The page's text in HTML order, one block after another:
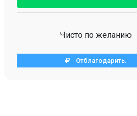
Чисто по желанию
Отблагодарить.